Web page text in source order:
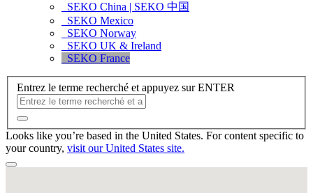
SEKO China | SEKO 中国
SEKO Mexico
SEKO Norway
SEKO UK & Ireland
SEKO France
Entrez le terme recherché et appuyez sur ENTER
Looks like you’re based in the United States. For content specific to
your country, visit our United States site.